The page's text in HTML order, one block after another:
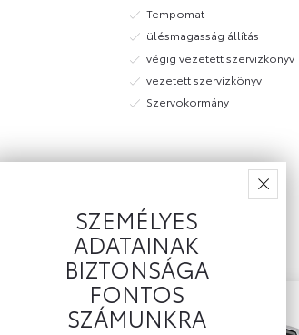
Tempomat
ülésmagasság állítás
végig vezetett szervizkönyv
vezetett szervizkönyv
Szervokormány
SZEMÉLYES
ADATAINAK
BIZTONSÁGA
FONTOS
SZÁMUNKRA